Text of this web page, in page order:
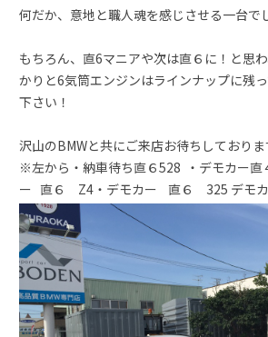
何だか、意地と職人魂を感じさせる一台で
もちろん、直6マニアや次は直６に！と思
かりと6気筒エンジンはラインナップに残
下さい！
沢山のBMWと共にご来店お待ちしておりま
※左から・納車待ち直６528 ・デモカー直
ー 直６ Z4・デモカー 直６ 325 デモ